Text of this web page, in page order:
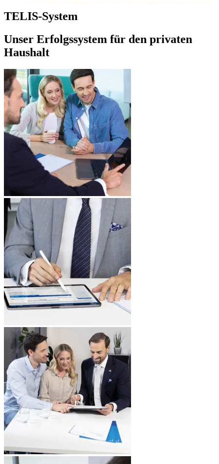
TELIS-System
Unser Erfolgssystem für den privaten
Haushalt